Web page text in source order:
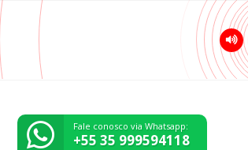
Fale conosco via Whatsapp:
+55 35 999594118